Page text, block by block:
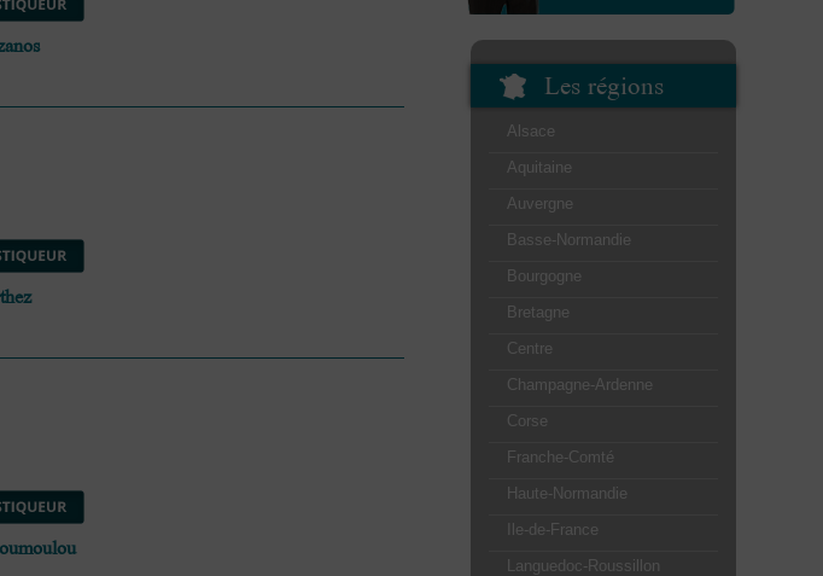
Les régions
Alsace
Aquitaine
Auvergne
Basse-Normandie
Bourgogne
Bretagne
Centre
Champagne-Ardenne
Corse
Franche-Comté
Haute-Normandie
Ile-de-France
Languedoc-Roussillon